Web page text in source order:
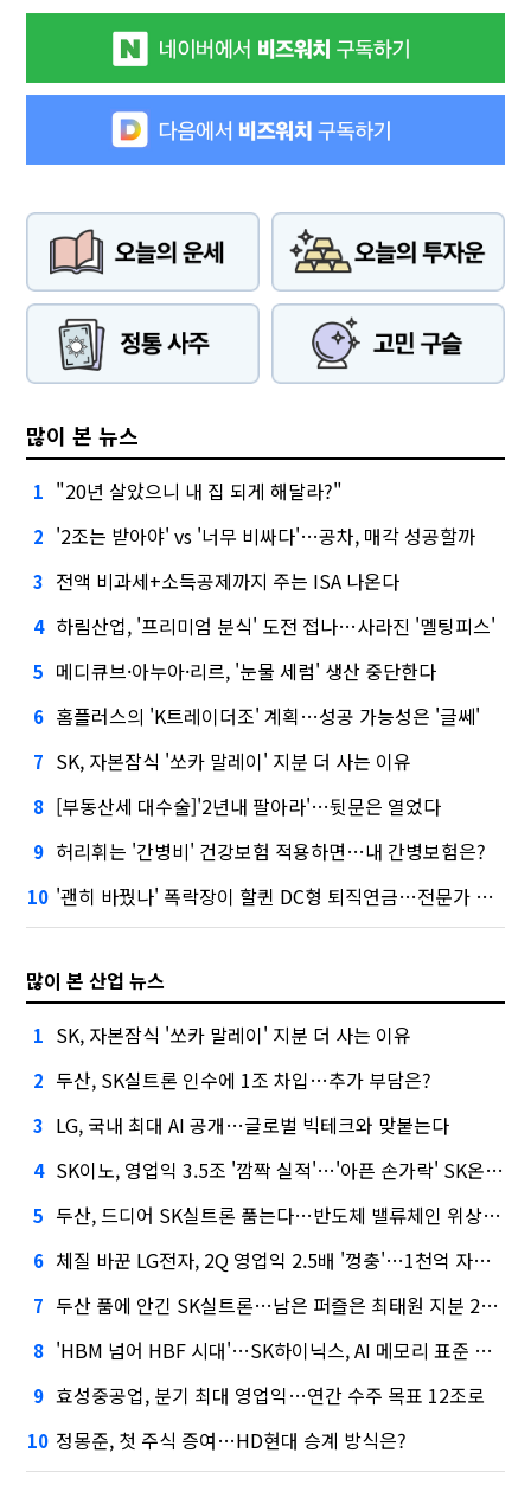
많이 본 뉴스
1 "20년 살았으니 내 집 되게 해달라?"
2 '2조는 받아야' vs '너무 비싸다'…공차, 매각 성공할까
3 전액 비과세+소득공제까지 주는 ISA 나온다
4 하림산업, '프리미엄 분식' 도전 접나…사라진 '멜팅피스'
5 메디큐브·아누아·리르, '눈물 세럼' 생산 중단한다
6 홈플러스의 'K트레이더조' 계획…성공 가능성은 '글쎄'
7 SK, 자본잠식 '쏘카 말레이' 지분 더 사는 이유
8 [부동산세 대수술]'2년내 팔아라'…뒷문은 열었다
9 허리휘는 '간병비' 건강보험 적용하면…내 간병보험은?
10 '괜히 바꿨나' 폭락장이 할퀸 DC형 퇴직연금…전문가 조언은
많이 본 산업 뉴스
1 SK, 자본잠식 '쏘카 말레이' 지분 더 사는 이유
2 두산, SK실트론 인수에 1조 차입…추가 부담은?
3 LG, 국내 최대 AI 공개…글로벌 빅테크와 맞붙는다
4 SK이노, 영업익 3.5조 '깜짝 실적'…'아픈 손가락' SK온의 반전
5 두산, 드디어 SK실트론 품는다…반도체 밸류체인 위상 강화
6 체질 바꾼 LG전자, 2Q 영업익 2.5배 '껑충'…1천억 자사주 태운다
7 두산 품에 안긴 SK실트론…남은 퍼즐은 최태원 지분 29.4%
8 'HBM 넘어 HBF 시대'…SK하이닉스, AI 메모리 표준 선점 나섰다
9 효성중공업, 분기 최대 영업익…연간 수주 목표 12조로
10 정몽준, 첫 주식 증여…HD현대 승계 방식은?